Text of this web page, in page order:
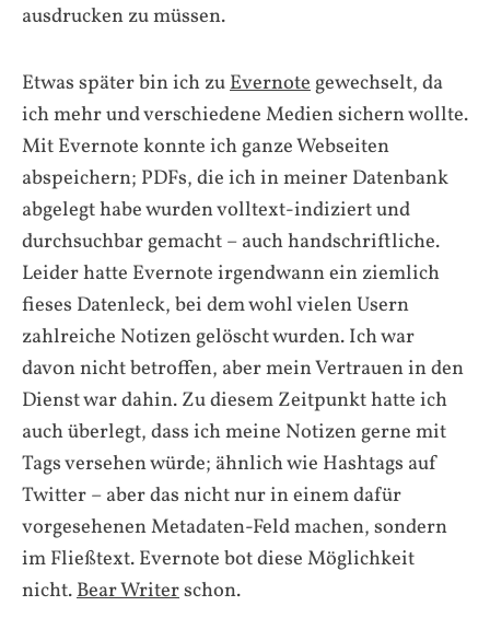
ausdrucken zu müssen.
Etwas später bin ich zuEvernotegewechselt, da
ich mehr und verschiedene Medien sichern wollte.
Mit Evernote konnte ich ganze Webseiten
abspeichern; PDFs, die ich in meiner Datenbank
abgelegt habe wurden volltext-indiziert und
durchsuchbar gemacht – auch handschriftliche.
Leider hatte Evernote irgendwann ein ziemlich
fieses Datenleck, bei dem wohl vielen Usern
zahlreiche Notizen gelöscht wurden. Ich war
davon nicht betroffen, aber mein Vertrauen in den
Dienst war dahin. Zu diesem Zeitpunkt hatte ich
auch überlegt, dass ich meine Notizen gerne mit
Tags versehen würde; ähnlich wie Hashtags auf
Twitter – aber das nicht nur in einem dafür
vorgesehenen Metadaten-Feld machen, sondern
im Fließtext. Evernote bot diese Möglichkeit
nicht.Bear Writerschon.